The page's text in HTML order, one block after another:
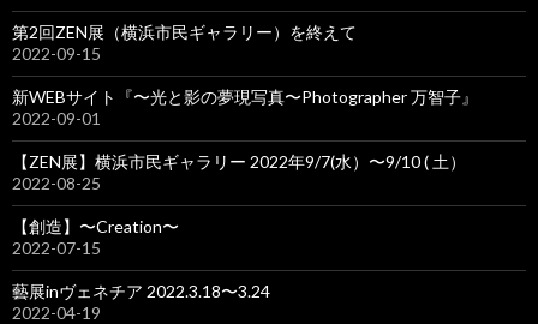
第2回ZEN展（横浜市民ギャラリー）を終えて
2022-09-15
新WEBサイト『〜光と影の夢現写真〜Photographer 万智子』
2022-09-01
【ZEN展】横浜市民ギャラリー 2022年9/7(水）〜9/10 ( 土）
2022-08-25
【創造】〜Creation〜
2022-07-15
藝展inヴェネチア 2022.3.18〜3.24
2022-04-19